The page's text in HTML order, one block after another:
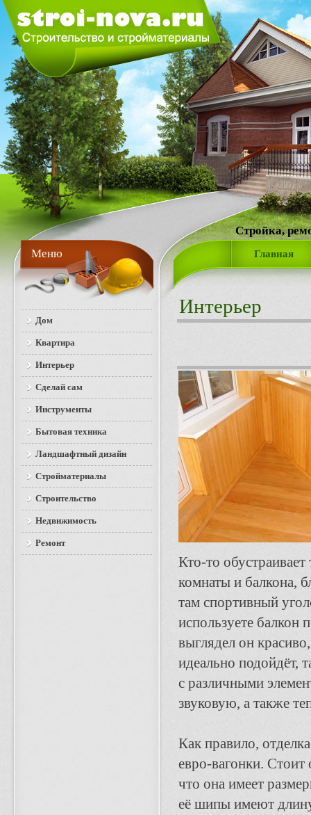
Стройка,
Главная
Интерьер
Кто-то
комнаты и балкона,
там спортивный
используете балкон
выглядел он
идеально подойдёт,
с различными
звуковую, а также
Как правило,
евро-вагонки. Стоит
что она имеет
её шипы имеют
Меню
Дом
Квартира
Интерьер
Сделай сам
Инструменты
Бытовая техника
Ландшафтный дизайн
Стройматериалы
Строительство
Недвижимость
Ремонт